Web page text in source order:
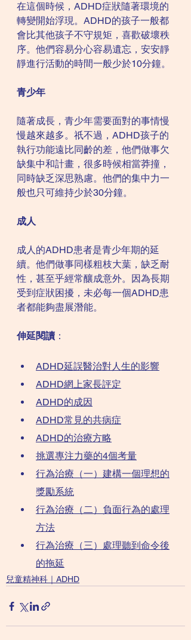
在這個時候，ADHD症狀隨著環境的
轉變開始浮現。ADHD的孩子一般都
會比其他孩子不守規矩，喜歡破壞秩
序。他們容易分心容易遺忘，安安靜
靜進行活動的時間一般少於10分鐘。
青少年
隨著成長，青少年需要面對的事情慢
慢越來越多。祇不過，ADHD孩子的
執行功能遠比同齡的差，他們做事欠
缺集中和計畫，很多時候相當莽撞，
同時缺乏深思熟慮。他們的集中力一
般也只可維持少於30分鐘。
成人
成人的ADHD患者是青少年期的延
續。他們做事同樣粗枝大葉，缺乏耐
性，甚至乎經常釀成意外。因為長期
受到症狀困擾，未必每一個ADHD患
者都能夠盡展潛能。
伸延閱讀 ：
ADHD延誤醫治對人生的影響
ADHD網上家長評定
ADHD的成因
ADHD常見的共病症
ADHD的治療方略
挑選專注力藥的4個考量
行為治療（一）建構一個理想的
獎勵系統
行為治療（二）負面行為的處理
方法
行為治療（三）處理聽到命令後
的拖延
兒童精神科｜ADHD